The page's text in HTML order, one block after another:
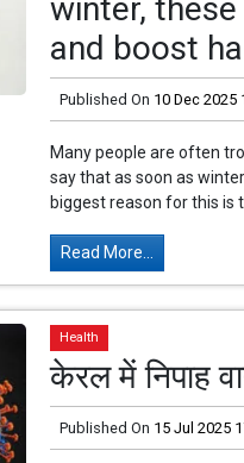
winter,
and boost
Published On 10 Dec 2025
Many people are often
say that as soon as
biggest reason for this is
Read More...
Health
केरल में निपाह
Published On 15 Jul 2025